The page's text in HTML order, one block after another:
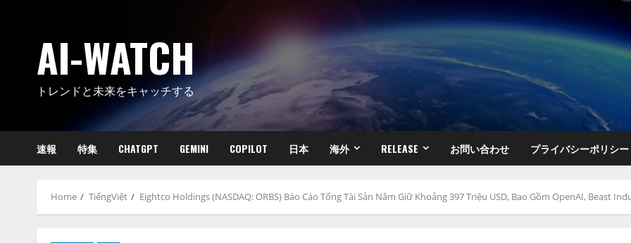
AI-WATCH
トレンドと未来をキャッチする
速報 特集 CHATGPT GEMINI COPILOT 日本 海外 RELEASE お問い合わせ プライバシーポリシー
Home TiếngViệt Eightco Holdings (NASDAQ: ORBS) Báo Cáo Tổng Tài Sản Nắm Giữ Khoảng 397 Triệu USD, Bao Gồm OpenAI, Beast